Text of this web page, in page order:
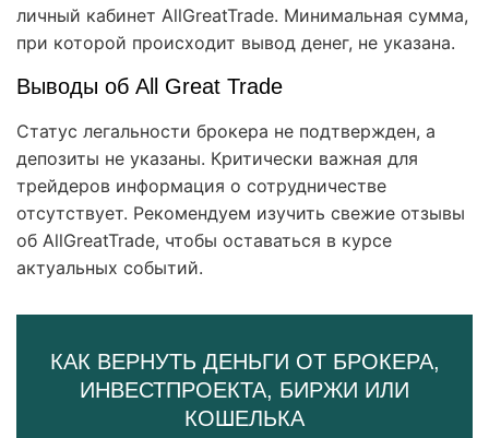
личный кабинет AllGreatTrade. Минимальная сумма,
при которой происходит вывод денег, не указана.
Выводы об All Great Trade
Статус легальности брокера не подтвержден, а
депозиты не указаны. Критически важная для
трейдеров информация о сотрудничестве
отсутствует. Рекомендуем изучить свежие отзывы
об AllGreatTrade, чтобы оставаться в курсе
актуальных событий.
КАК ВЕРНУТЬ ДЕНЬГИ ОТ БРОКЕРА,
ИНВЕСТПРОЕКТА, БИРЖИ ИЛИ
КОШЕЛЬКА